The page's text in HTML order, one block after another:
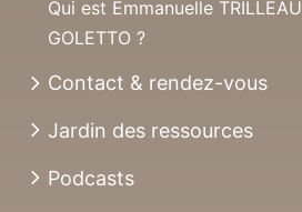
Qui est Emmanuelle TRILLEAU
GOLETTO ?
Contact & rendez-vous
Jardin des ressources
Podcasts